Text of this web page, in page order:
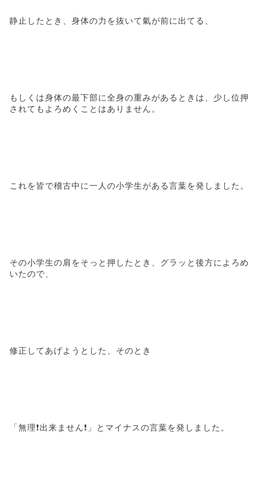
静止したとき、身体の力を抜いて氣が前に出てる、
もしくは身体の最下部に全身の重みがあるときは、少し位押
されてもよろめくことはありません。
これを皆で稽古中に一人の小学生がある言葉を発しました。
その小学生の肩をそっと押したとき、グラッと後方によろめ
いたので、
修正してあげようとした、そのとき
「無理❗出来ません❗」とマイナスの言葉を発しました。